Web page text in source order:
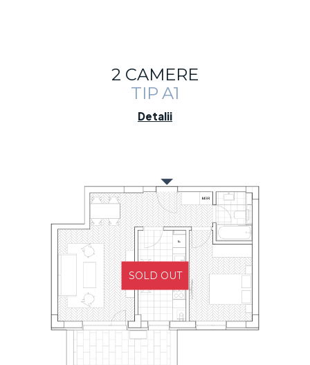
2 CAMERE
TIP A1
Detalii
SOLD OUT